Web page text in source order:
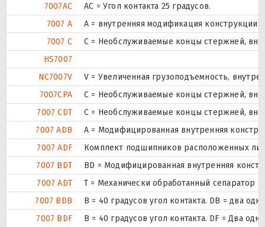
7007AC
AC = Угол контакта 25 градусов.
7007 A
A = внутренняя модификация конструкции.
7007 C
С = Необслуживаемые концы стержней,
HS7007
NC7007V
V = Увеличенная грузоподъемность,
7007CPA
С = Необслуживаемые концы стержней,
7007 CDT
С = Необслуживаемые концы стержней,
7007 ADB
A = Модифицированная внутренняя
7007 ADF
Комплект подшипников расположенных
7007 BDT
BD = Модифицированная внутренняя
7007 ADT
T = Механически обработанный сепаратор
7007 BDB
B = 40 градусов угол контакта. DB = два
7007 BDF
B = 40 градусов угол контакта. DF = Два